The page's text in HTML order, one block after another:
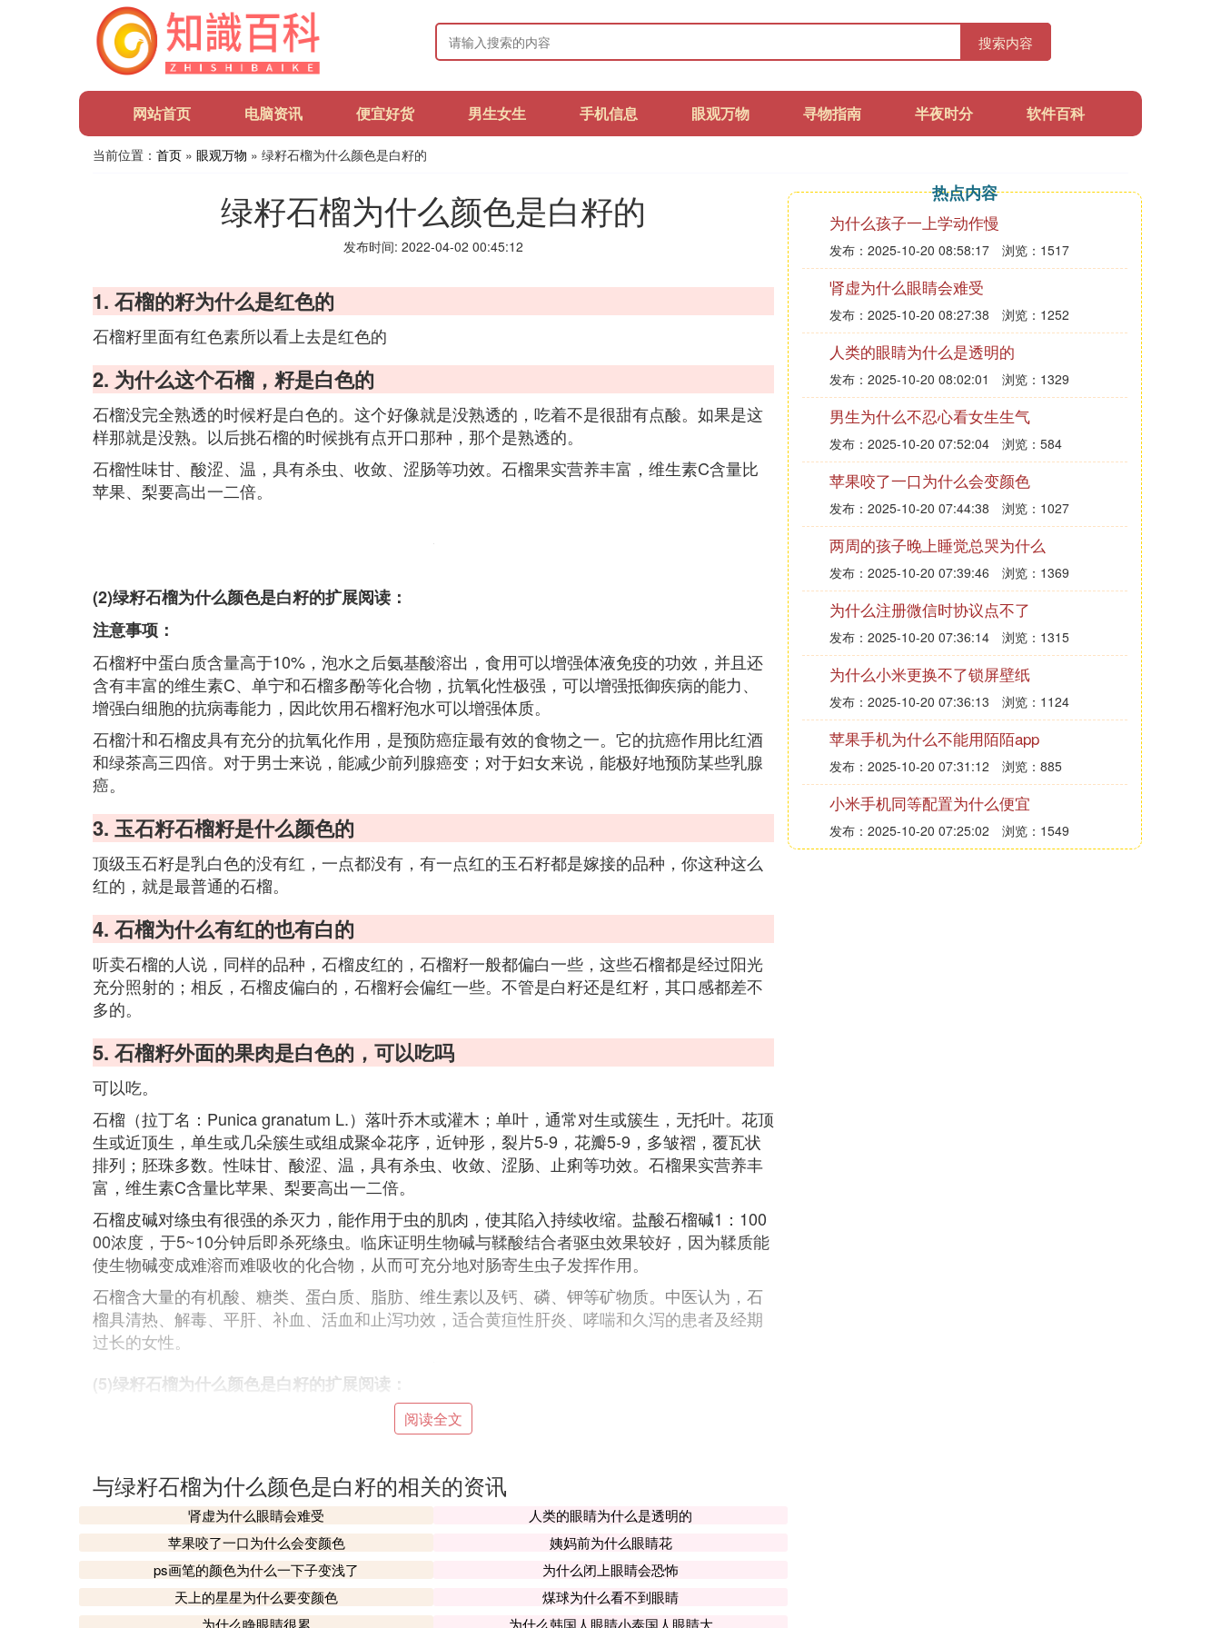
搜索内容
网站首页 电脑资讯 便宜好货 男生女生 手机信息 眼观万物 寻物指南 半夜时分 软件百科
当前位置： 首页 » 眼观万物 » 绿籽石榴为什么颜色是白籽的
绿籽石榴为什么颜色是白籽的
发布时间: 2022-04-02 00:45:12
1. 石榴的籽为什么是红色的
石榴籽里面有红色素所以看上去是红色的
2. 为什么这个石榴，籽是白色的
石榴没完全熟透的时候籽是白色的。这个好像就是没熟透的，吃着不是很甜有点酸。如果是这
样那就是没熟。以后挑石榴的时候挑有点开口那种，那个是熟透的。
石榴性味甘、酸涩、温，具有杀虫、收敛、涩肠等功效。石榴果实营养丰富，维生素C含量比
苹果、梨要高出一二倍。
(2)绿籽石榴为什么颜色是白籽的扩展阅读：
注意事项：
石榴籽中蛋白质含量高于10%，泡水之后氨基酸溶出，食用可以增强体液免疫的功效，并且还
含有丰富的维生素C、单宁和石榴多酚等化合物，抗氧化性极强，可以增强抵御疾病的能力、
增强白细胞的抗病毒能力，因此饮用石榴籽泡水可以增强体质。
石榴汁和石榴皮具有充分的抗氧化作用，是预防癌症最有效的食物之一。它的抗癌作用比红酒
和绿茶高三四倍。对于男士来说，能减少前列腺癌变；对于妇女来说，能极好地预防某些乳腺
癌。
3. 玉石籽石榴籽是什么颜色的
顶级玉石籽是乳白色的没有红，一点都没有，有一点红的玉石籽都是嫁接的品种，你这种这么
红的，就是最普通的石榴。
4. 石榴为什么有红的也有白的
听卖石榴的人说，同样的品种，石榴皮红的，石榴籽一般都偏白一些，这些石榴都是经过阳光
充分照射的；相反，石榴皮偏白的，石榴籽会偏红一些。不管是白籽还是红籽，其口感都差不
多的。
5. 石榴籽外面的果肉是白色的，可以吃吗
可以吃。
石榴（拉丁名：Punica granatum L.）落叶乔木或灌木；单叶，通常对生或簇生，无托叶。花顶
生或近顶生，单生或几朵簇生或组成聚伞花序，近钟形，裂片5-9，花瓣5-9，多皱褶，覆瓦状
排列；胚珠多数。性味甘、酸涩、温，具有杀虫、收敛、涩肠、止痢等功效。石榴果实营养丰
富，维生素C含量比苹果、梨要高出一二倍。
石榴皮碱对绦虫有很强的杀灭力，能作用于虫的肌肉，使其陷入持续收缩。盐酸石榴碱1：100
00浓度，于5~10分钟后即杀死绦虫。临床证明生物碱与鞣酸结合者驱虫效果较好，因为鞣质能
使生物碱变成难溶而难吸收的化合物，从而可充分地对肠寄生虫子发挥作用。
石榴含大量的有机酸、糖类、蛋白质、脂肪、维生素以及钙、磷、钾等矿物质。中医认为，石
榴具清热、解毒、平肝、补血、活血和止泻功效，适合黄疸性肝炎、哮喘和久泻的患者及经期
过长的女性。
(5)绿籽石榴为什么颜色是白籽的扩展阅读：
2、抑制大肠杆菌：石榴皮有明显的抑菌和收敛功能，能使肠黏膜收敛，使肠黏腊的分泌物减
少。
3、驱虫：石榴的果皮中含有碱性物质，有驱虫功效。
4、止血、明目：石榴花晒干研末，则具有良好的止血作用，；石榴花泡水洗眼，尚有明目效
能。
阅读全文
与绿籽石榴为什么颜色是白籽的相关的资讯
肾虚为什么眼睛会难受
人类的眼睛为什么是透明的
苹果咬了一口为什么会变颜色
姨妈前为什么眼睛花
ps画笔的颜色为什么一下子变浅了
为什么闭上眼睛会恐怖
天上的星星为什么要变颜色
煤球为什么看不到眼睛
为什么睁眼睛很累
为什么韩国人眼睛小泰国人眼睛大
热点内容
为什么孩子一上学动作慢
发布：2025-10-20 08:58:17 浏览：1517
肾虚为什么眼睛会难受
发布：2025-10-20 08:27:38 浏览：1252
人类的眼睛为什么是透明的
发布：2025-10-20 08:02:01 浏览：1329
男生为什么不忍心看女生生气
发布：2025-10-20 07:52:04 浏览：584
苹果咬了一口为什么会变颜色
发布：2025-10-20 07:44:38 浏览：1027
两周的孩子晚上睡觉总哭为什么
发布：2025-10-20 07:39:46 浏览：1369
为什么注册微信时协议点不了
发布：2025-10-20 07:36:14 浏览：1315
为什么小米更换不了锁屏壁纸
发布：2025-10-20 07:36:13 浏览：1124
苹果手机为什么不能用陌陌app
发布：2025-10-20 07:31:12 浏览：885
小米手机同等配置为什么便宜
发布：2025-10-20 07:25:02 浏览：1549